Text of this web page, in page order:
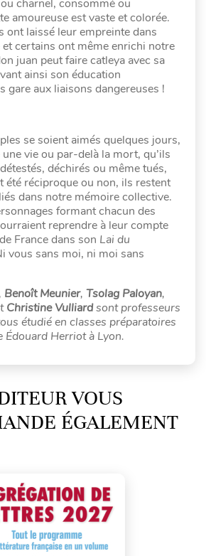
charnel, consommé ou
amoureuse est vaste et colorée.
ont laissé leur empreinte dans
certains ont même enrichi notre
juan peut faire catleya avec sa
ainsi son éducation
gare aux liaisons dangereuses !
se soient aimés quelques jours,
vie ou par-delà la mort, qu’ils
déchirés ou même tués,
été réciproque ou non, ils restent
dans notre mémoire collective.
formant chacun des
reprendre à leur compte
France dans son Lai du
vous sans moi, ni moi sans
, Benoît Meunier, Tsolag Paloyan,
Christine Vulliardsont professeurs
étudié en classes préparatoires
Édouard Herriot à Lyon.
VOUS
ÉGALEMENT